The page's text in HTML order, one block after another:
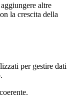
altre
la crescita della
per gestire dati